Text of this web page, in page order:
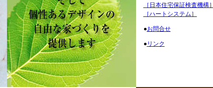
［日本住宅保証検査機構］
［ハートシステム］
●お問合せ
●リンク